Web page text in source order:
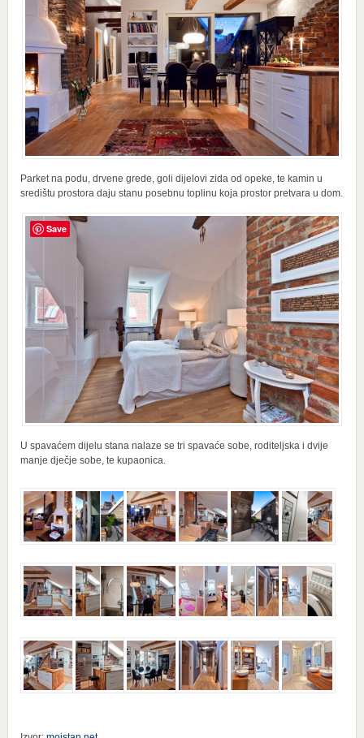
Parket na podu, drvene grede, goli dijelovi zida od opeke, te kamin u
središtu prostora daju stanu posebnu toplinu koja prostor pretvara u dom.
U spavaćem dijelu stana nalaze se tri spavaće sobe, roditeljska i dvije
manje dječje sobe, te kupaonica.
Save